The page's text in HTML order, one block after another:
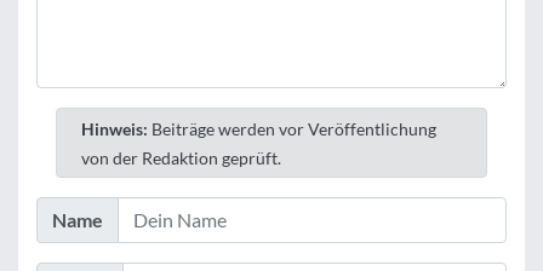
Hinweis: Beiträge werden vor Veröffentlichung
von der Redaktion geprüft.
Name